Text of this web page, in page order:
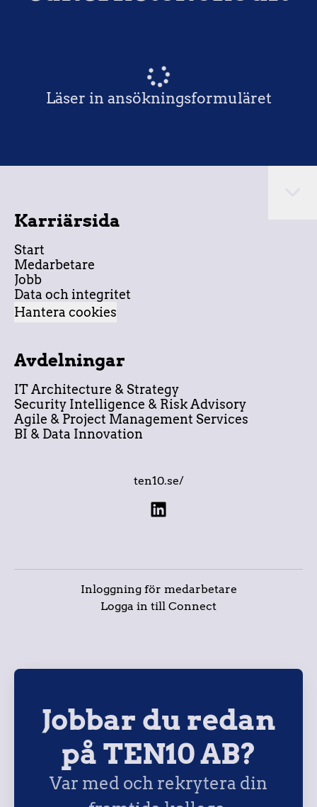
Läser in ansökningsformuläret
Karriärsida
Start
Medarbetare
Jobb
Data och integritet
Hantera cookies
Avdelningar
IT Architecture & Strategy
Security Intelligence & Risk Advisory
Agile & Project Management Services
BI & Data Innovation
ten10.se/
Inloggning för medarbetare
Logga in till Connect
Jobbar du redan
på TEN10 AB?
Var med och rekrytera din